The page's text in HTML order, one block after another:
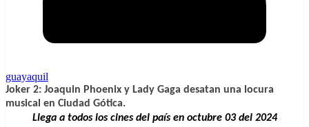
guayaquil
Joker 2: Joaquin Phoenix y Lady Gaga desatan una locura
musical en Ciudad Gótica.
Llega a todos los cines del país en octubre 03 del 2024